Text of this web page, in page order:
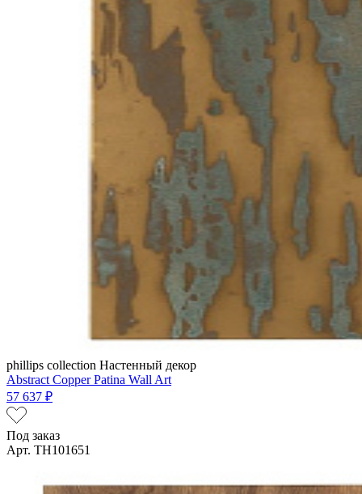
phillips collection Настенный декор
Abstract Copper Patina Wall Art
57 637 ₽
Под заказ
Арт. TH101651